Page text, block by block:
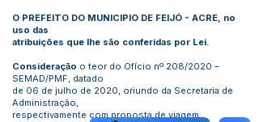
O PREFEITO DO MUNICIPIO DE FEIJÓ - ACRE, no
uso das
atribuições que lhe são conferidas por Lei.
Consideração o teor do Ofício nº 208/2020 –
SEMAD/PMF, datado
de 06 de julho de 2020, oriundo da Secretaria de
Administração,
respectivamente com proposta de viagem.